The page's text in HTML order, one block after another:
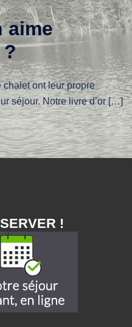
aime
?
chalet ont leur propre
séjour. Notre livre d’or […]
!